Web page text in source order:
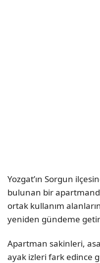
Yozgat’ın Sorgun
bulunan bir
ortak kullanım
yeniden gündeme
Apartman sakinleri,
ayak izleri fark edince